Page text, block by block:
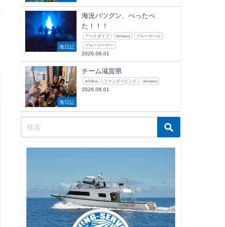
海日記
海況バツグン、べったべ
た！！！
アークダイブ okinawa ブルーホール
ブルーコーナー
2026.08.01
海日記
チーム滋賀県
arkdive ファンダイビング okinawa
2026.08.01